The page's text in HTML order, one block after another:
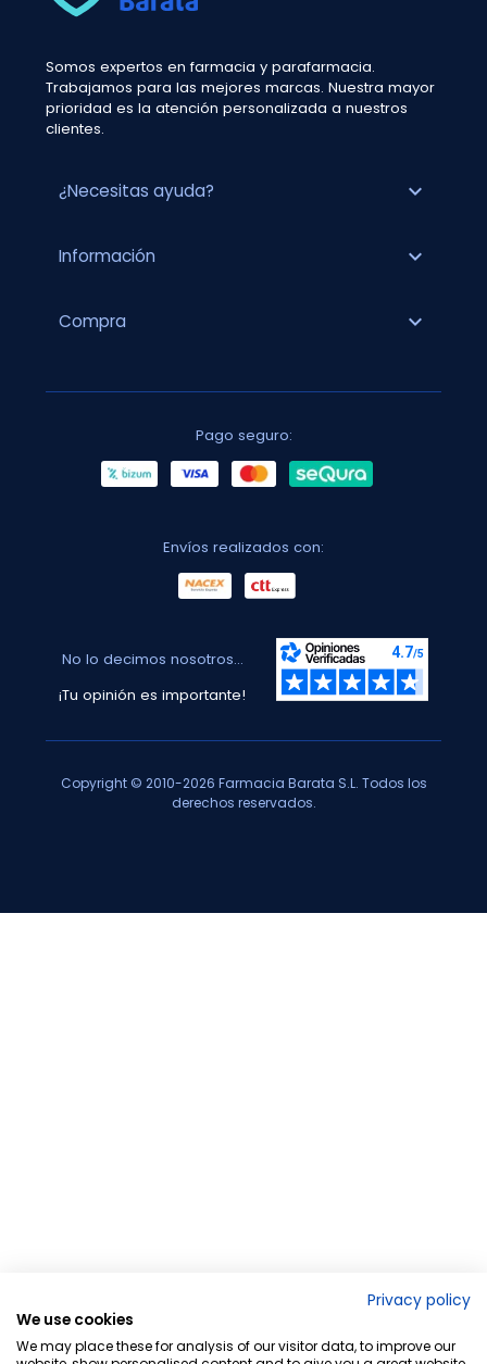
Somos expertos en farmacia y parafarmacia.
Trabajamos para las mejores marcas. Nuestra mayor
prioridad es la atención personalizada a nuestros
clientes.
¿Necesitas ayuda? expand_more
Información expand_more
Compra expand_more
Pago seguro:
Envíos realizados con:
No lo decimos nosotros...
¡Tu opinión es importante!
Copyright © 2010-2026 Farmacia Barata S.L. Todos los
derechos reservados.
Privacy policy
We use cookies
We may place these for analysis of our visitor data, to improve our